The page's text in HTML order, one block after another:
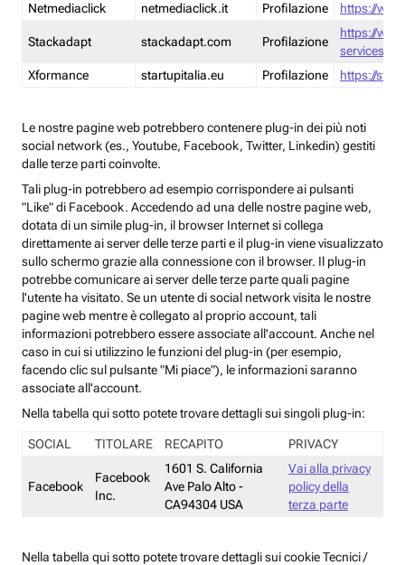
Netmediaclick
netmediaclick.it Profilazione https://
Stackadapt stackadapt.com Profilazione
https://
services-
Xformance
startupitalia.eu Profilazione https://
Le nostre pagine web potrebbero contenere plug-in dei più noti
social network (es., Youtube, Facebook, Twitter, Linkedin) gestiti
dalle terze parti coinvolte.
Tali plug-in potrebbero ad esempio corrispondere ai pulsanti
"Like" di Facebook. Accedendo ad una delle nostre pagine web,
dotata di un simile plug-in, il browser Internet si collega
direttamente ai server delle terze parti e il plug-in viene visualizzato
sullo schermo grazie alla connessione con il browser. Il plug-in
potrebbe comunicare ai server delle terze parte quali pagine
l'utente ha visitato. Se un utente di social network visita le nostre
pagine web mentre è collegato al proprio account, tali
informazioni potrebbero essere associate all'account. Anche nel
caso in cui si utilizzino le funzioni del plug-in (per esempio,
facendo clic sul pulsante "Mi piace"), le informazioni saranno
associate all'account.
Nella tabella qui sotto potete trovare dettagli sui singoli plug-in:
SOCIAL TITOLARE RECAPITO PRIVACY
Facebook
Facebook
Inc.
1601 S. California
Ave Palo Alto -
CA94304 USA
Vai alla privacy
policy della
terza parte
Nella tabella qui sotto potete trovare dettagli sui cookie Tecnici /